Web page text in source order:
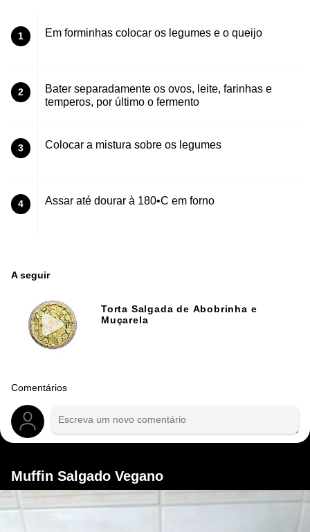
1 Em forminhas colocar os legumes e o queijo
2
Bater separadamente os ovos, leite, farinhas e
temperos, por último o fermento
3 Colocar a mistura sobre os legumes
4 Assar até dourar à 180•C em forno
A seguir
Torta Salgada de Abobrinha e
Muçarela
Comentários
Muffin Salgado Vegano